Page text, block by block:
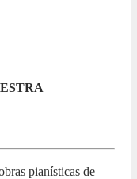
pianísticas de